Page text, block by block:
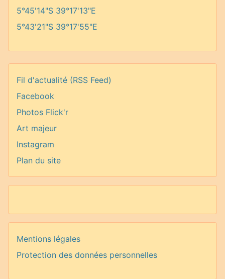
5°45'14"S 39°17'13"E
5°43'21"S 39°17'55"E
Fil d'actualité (RSS Feed)
Facebook
Photos Flick'r
Art majeur
Instagram
Plan du site
Mentions légales
Protection des données personnelles